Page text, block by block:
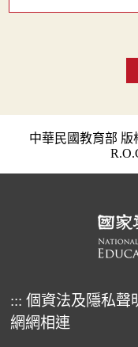
中華民國教育部 版
::: 個資法及隱私聲
網網相連